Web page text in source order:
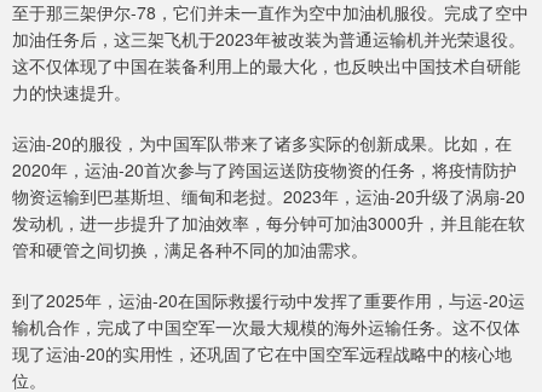
至于那三架伊尔-78，它们并未一直作为空中加油机服役。完成了空中
加油任务后，这三架飞机于2023年被改装为普通运输机并光荣退役。
这不仅体现了中国在装备利用上的最大化，也反映出中国技术自研能
力的快速提升。
运油-20的服役，为中国军队带来了诸多实际的创新成果。比如，在
2020年，运油-20首次参与了跨国运送防疫物资的任务，将疫情防护
物资运输到巴基斯坦、缅甸和老挝。2023年，运油-20升级了涡扇-20
发动机，进一步提升了加油效率，每分钟可加油3000升，并且能在软
管和硬管之间切换，满足各种不同的加油需求。
到了2025年，运油-20在国际救援行动中发挥了重要作用，与运-20运
输机合作，完成了中国空军一次最大规模的海外运输任务。这不仅体
现了运油-20的实用性，还巩固了它在中国空军远程战略中的核心地
位。